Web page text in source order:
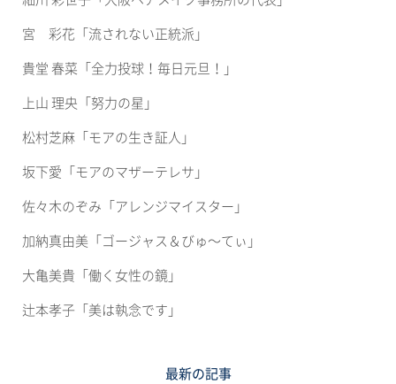
い
し
い
ィ
ン
き
ま
宮 彩花「流されない正統派」
貴堂 春菜「全力投球！毎日元旦！」
上山 理央「努力の星」
松村芝麻「モアの生き証人」
坂下愛「モアのマザーテレサ」
佐々木のぞみ「アレンジマイスター」
加納真由美「ゴージャス＆びゅ〜てぃ」
大亀美貴「働く女性の鏡」
辻本孝子「美は執念です」
最新の記事